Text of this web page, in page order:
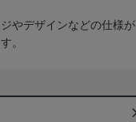
やデザインなどの仕様が
。